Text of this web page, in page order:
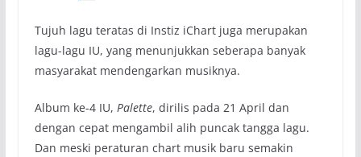
Tujuh lagu teratas di Instiz iChart juga merupakan
lagu-lagu IU, yang menunjukkan seberapa banyak
masyarakat mendengarkan musiknya.
Album ke-4 IU, Palette, dirilis pada 21 April dan
dengan cepat mengambil alih puncak tangga lagu.
Dan meski peraturan chart musik baru semakin